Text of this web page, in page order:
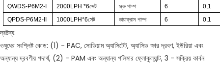
QWDS-P6M2-I
2000LPH *6সেট স্ক্রু পাম্প 6
0,1
QPDS-P6M2-II
1000LPH*6সেট ডায়াফ্রাম পাম্প 6 0,1
দ্রষ্টব্য:
ওষুধের সংশ্লিষ্ট কোড: (1) - PAC, সোডিয়াম অ্যাসিটেট, অ্যাসিড ক্ষার দ্রবণ, ইউরিয়া এবং
অন্যান্য দ্রবণীয় পদার্থ, (2) - PAM এবং অন্যান্য পলিমার ফ্লোকুল্যান্ট, 3 - সক্রিয় কার্বন